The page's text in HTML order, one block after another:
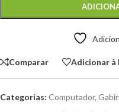
Comparar Adicionar à
Categorias: Computador,